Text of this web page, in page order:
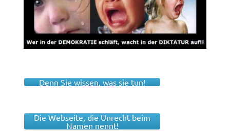
Denn Sie wissen, was sie tun!
Die Webseite, die Unrecht beim
Namen nennt!